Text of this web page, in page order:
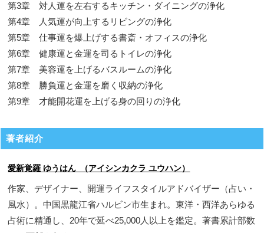
第3章 対人運を左右するキッチン・ダイニングの浄化
第4章 人気運が向上するリビングの浄化
第5章 仕事運を爆上げする書斎・オフィスの浄化
第6章 健康運と金運を司るトイレの浄化
第7章 美容運を上げるバスルームの浄化
第8章 勝負運と金運を磨く収納の浄化
第9章 才能開花運を上げる身の回りの浄化
著者紹介
愛新覚羅 ゆうはん （アイシンカクラ ユウハン）
作家、デザイナー、開運ライフスタイルアドバイザー（占い・
風水）。中国黒龍江省ハルビン市生まれ。東洋・西洋あらゆる
占術に精通し、20年で延べ25,000人以上を鑑定。著書累計部数